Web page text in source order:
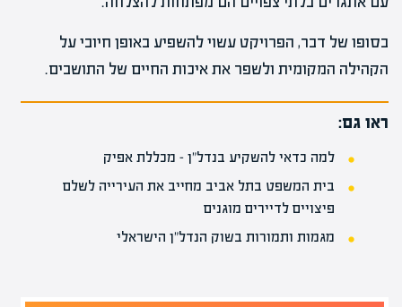
בסופו של דבר, הפרויקט עשוי להשפיע באופן חיובי על
הקהילה המקומית ולשפר את איכות החיים של התושבים.
ראו גם:
למה כדאי להשקיע בנדל"ן – מכללת אפיק
בית המשפט בתל אביב מחייב את העירייה לשלם
פיצויים לדיירים מוגנים
מגמות ותמורות בשוק הנדל"ן הישראלי